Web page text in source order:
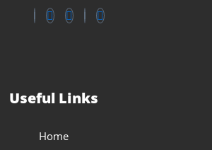
Useful Links
Home